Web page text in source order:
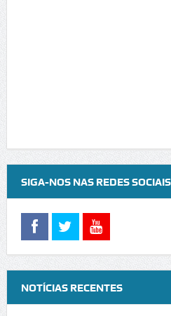
SIGA-NOS NAS REDES SOCIAIS
NOTÍCIAS RECENTES